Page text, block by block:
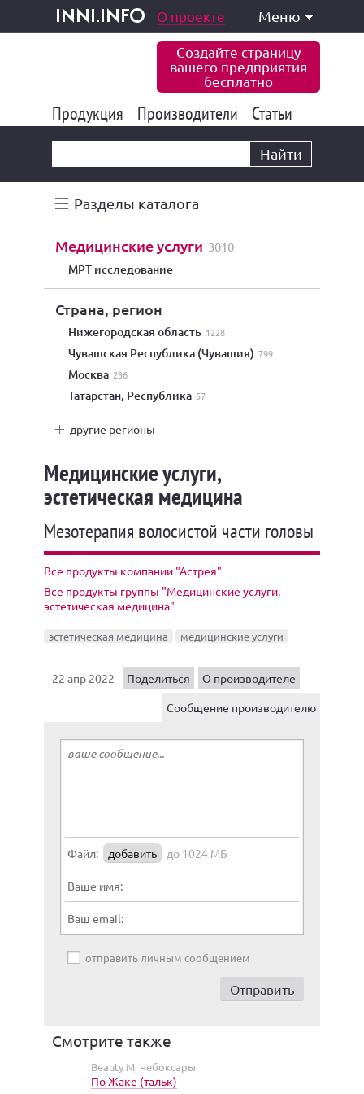
inni.info
и услуги О проекте Меню
Создайте страницу
вашего предприятия
бесплатно
Продукция 177 841
Производители 6 774
Статьи
Найти
Разделы каталога
медицинские услуги 3010
МРТ исследование
Страна, регион
Нижегородская область 1228
Чувашская Республика (Чувашия) 799
Москва 236
Татарстан, Республика 57
другие регионы
Медицинские услуги,
эстетическая медицина
Мезотерапия волосистой части головы
Все продукты компании "Астрея"
Все продукты группы "Медицинские услуги,
эстетическая медицина"
эстетическая медицина медицинские услуги
22 апр 2022 Поделиться
О производителе
Сообщение производителю
Файл: добавить до 1024 МБ
Ваше имя:
Ваш email:
отправить личным сообщением
Смотрите также
Beauty M, Чебоксары
По Жаке (тальк)